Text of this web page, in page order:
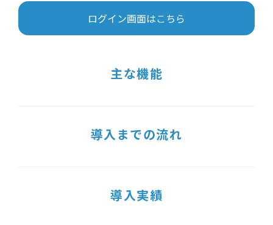
ログイン画面はこちら
主な機能
導入までの流れ
導入実績